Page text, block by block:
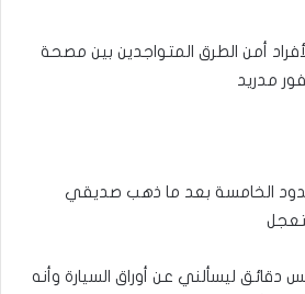
أمن الطرق المتواجدين بين مصحة
مدريد
الخامسة بعد ما ذهب صديقي
ليسألني عن أوراق السيارة وأنه